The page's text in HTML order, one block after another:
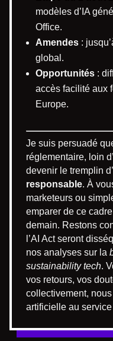
modèles d’IA
Office.
Amendes :
global.
Opportunités :
accès facilité aux
Europe.
Je suis persuadé
réglementaire, loin
devenir le tremplin
responsable. À
marketeurs ou
emparer de ce
demain. Restons
l’AI Act seront
nos analyses sur la
sustainability tech.
vos retours, vos
collectivement,
artificielle au service